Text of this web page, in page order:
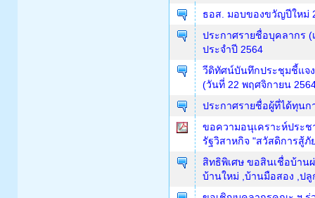
ธอส. มอบของขวัญปีใหม่
ประกาศรายชื่อบุคลากร
ประจำปี 2564
วีดิทัศน์บันทึกประชุมชี้แจง
(วันที่ 22 พฤศจิกายน
ประกาศรายชื่อผู้ที่ได้ทุนก
ขอความอนุเคราะห์ประ
รัฐวิสาหกิจ "สวัสดิการสู้ภั
สิทธิพิเศษ ขอสินเชื่อบ้าน
บ้านใหม่ ,บ้านมือสอง ,ป